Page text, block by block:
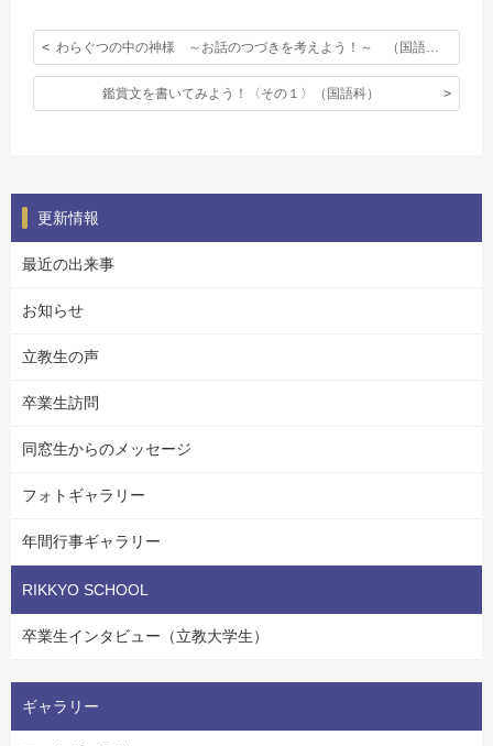
鑑賞文を書いてみよう！〈その１〉（国語科）
更新情報
最近の出来事
お知らせ
立教生の声
卒業生訪問
同窓生からのメッセージ
フォトギャラリー
年間行事ギャラリー
RIKKYO SCHOOL
卒業生インタビュー（立教大学生）
ギャラリー